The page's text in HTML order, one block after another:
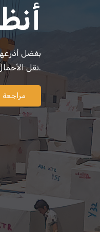
إنها معدات رفع فعالة
مراجعة